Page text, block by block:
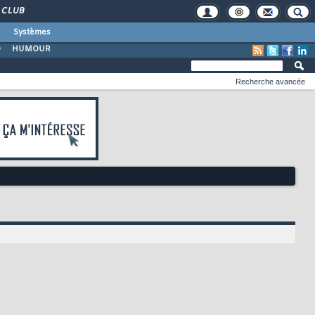
CLUB
Systèmes
HUMOUR
Recherche avancée